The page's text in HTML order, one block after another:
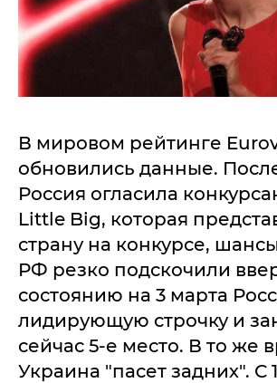
В мировом рейтинге
обновились данные.
Россия огласила
Little Big, которая
страну на конкурсе,
РФ резко подскочили
состоянию на 3 марта
лидирующую строчку и
сейчас 5-е место. В то же
Украина "пасет задних". С